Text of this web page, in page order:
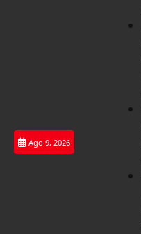
Ago 9, 2026